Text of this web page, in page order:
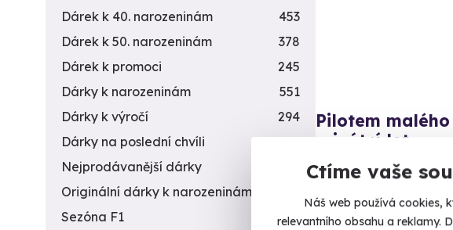
Ctíme vaše
Náš web používá cookies,
relevantního obsahu a reklamy.
Pilotem
privátní let
Zkuste si pilotovat
Praha 9 - Letňany
(+ 2 další lokality)
Dárek k 40. narozeninám
453
Dárek k 50. narozeninám
378
Dárek k promoci
245
Dárky k narozeninám
551
Dárky k výročí
294
Dárky na poslední chvíli
450
Nejprodávanější dárky
Originální dárky k narozeninám
Sezóna F1
4